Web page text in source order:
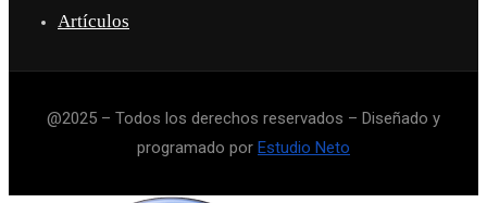
Artículos
@2025 – Todos los derechos reservados – Diseñado y
programado por Estudio Neto